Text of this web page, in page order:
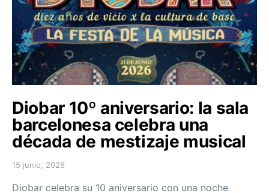
Diobar 10º aniversario: la sala
barcelonesa celebra una
década de mestizaje musical
Posted on
15 junio, 2026
Diobar celebra su 10 aniversario con una noche